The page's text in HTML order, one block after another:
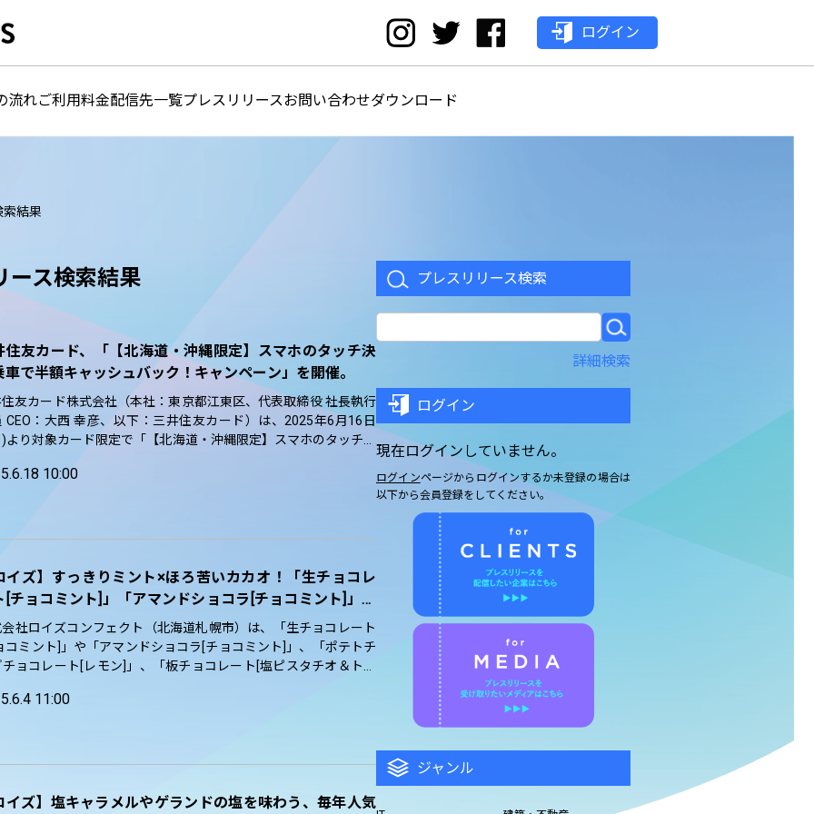
ログイン
流れご利用料金配信先一覧プレスリリースお問い合わせダウンロード
索結果
ース検索結果
住友カード、「【北海道・沖縄限定】スマホのタッチ決
車で半額キャッシュバック！キャンペーン」を開催。
友カード株式会社（本社：東京都江東区、代表取締役 社長執行
CEO：大西 幸彦、以下：三井住友カード）は、2025年6月16日
より対象カード限定で「【北海道・沖縄限定】スマホのタッチ決
海道・沖縄の対象の交通...
10:00
イズ】すっきりミント×ほろ苦いカカオ！「生チョコレ
[チョコミント]」「アマンドショコラ[チョコミント]」な
期間・数量限定で6月4日に発売。
社ロイズコンフェクト（北海道札幌市）は、「生チョコレート
コミント]」や「アマンドショコラ[チョコミント]」、「ポテトチ
ョコレート[レモン]」、「板チョコレート[塩ピスタチオ＆トフ
量限定で販売開始いたします。夏だけの味わいを、ぜひお楽し
11:00
イズ】塩キャラメルやゲランドの塩を味わう、毎年人気
プレスリリース検索
詳細検索
ログイン
現在ログインしていません。
ログインページからログインするか未登録の場合は
以下から会員登録をしてください。
ジャンル